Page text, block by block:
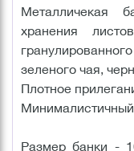
Металличекая
хранения
зеленого чая,
Плотное
Минималистичный
Размер банки -